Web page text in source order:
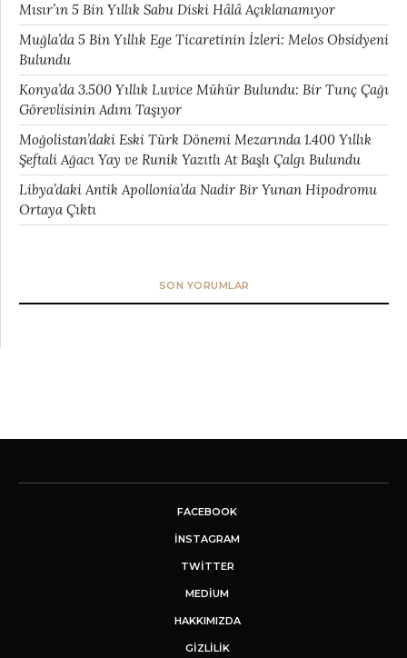
Mısır’ın 5 Bin Yıllık Sabu Diski Hâlâ Açıklanamıyor
Muğla’da 5 Bin Yıllık Ege Ticaretinin İzleri: Melos Obsidyeni
Bulundu
Konya’da 3.500 Yıllık Luvice Mühür Bulundu: Bir Tunç Çağı
Görevlisinin Adını Taşıyor
Moğolistan’daki Eski Türk Dönemi Mezarında 1.400 Yıllık
Şeftali Ağacı Yay ve Runik Yazıtlı At Başlı Çalgı Bulundu
Libya’daki Antik Apollonia’da Nadir Bir Yunan Hipodromu
Ortaya Çıktı
SON YORUMLAR
FACEBOOK
INSTAGRAM
TWITTER
MEDIUM
HAKKIMIZDA
GİZLİLİK